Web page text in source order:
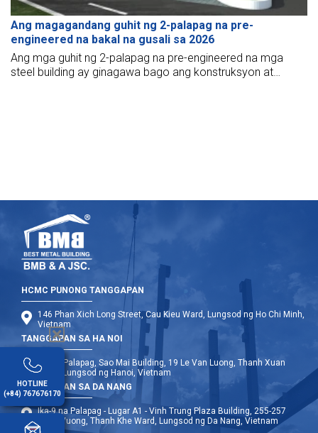
Ang magagandang guhit ng 2-palapag na pre-
engineered na bakal na gusali sa 2026
Ang mga guhit ng 2-palapag na pre-engineered na mga
steel building ay ginagawa bago ang konstruksyon at
HCMC PUNONG TANGGAPAN
146 Phan Xich Long Street, Cau Kieu Ward, Lungsod ng Ho Chi Minh,
Vietnam
TANGGAPAN SA HA NOI
Ika-12 Palapag, Sao Mai Building, 19 Le Van Luong, Thanh Xuan
Ward, Lungsod ng Hanoi, Vietnam
TANGGAPAN SA DA NANG
Ika-9 na Palapag - Lugar A1 - Vinh Trung Plaza Building, 255-257
Hung Vuong, Thanh Khe Ward, Lungsod ng Da Nang, Vietnam
HOTLINE
(+84) 767676170